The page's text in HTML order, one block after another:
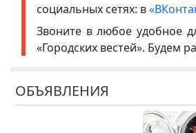
социальных сетях: в
Звоните в любое удобное
«Городских вестей». Будем
ОБЪЯВЛЕНИЯ